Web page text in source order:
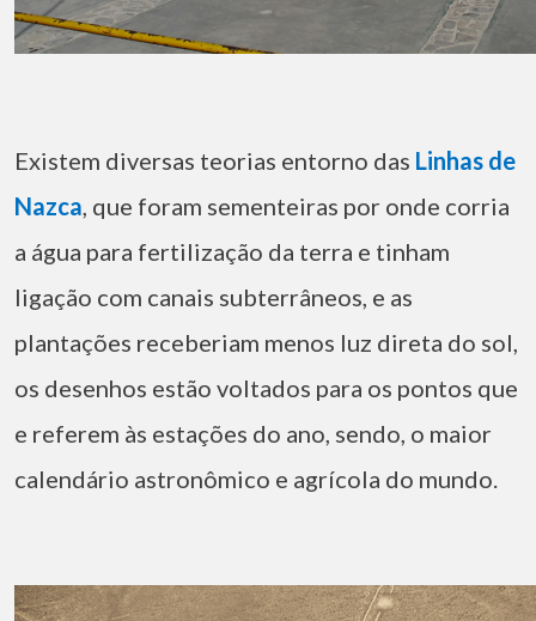
Existem diversas teorias entorno das Linhas de
Nazca, que foram sementeiras por onde corria
a água para fertilização da terra e tinham
ligação com canais subterrâneos, e as
plantações receberiam menos luz direta do sol,
os desenhos estão voltados para os pontos que
e referem às estações do ano, sendo, o maior
calendário astronômico e agrícola do mundo.